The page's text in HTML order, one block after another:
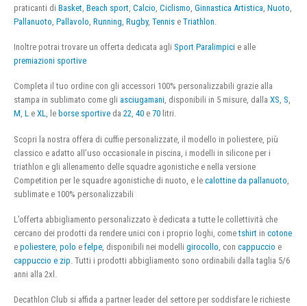
praticanti di Basket Beach sport Calcio Ciclismo Ginnastica Artistica Nuoto
Pallanuoto Pallavolo Running Rugby, Tennis e Triathlon
Inoltre potrai trovare un offerta dedicata agli Sport Paralimpici e alle
premiazioni sportive
Completa il tuo ordine con gli accessori 100% personalizzabili grazie alla
stampa in sublimato come gli asciugamani, disponibili in 5 misure, dalla XS, S,
M, L e XL, le borse sportive da 22, 40 e 70 litri.
Scopri la nostra offera di cuffie personalizzate, il modello in poliestere, più
classico e adatto all’uso occasionale in piscina, i modelli in silicone per i
triathlon e gli allenamento delle squadre agonistiche e nella versione
Competition per le squadre agonistiche di nuoto, e le calottine da pallanuoto
sublimate e 100% personalizzabili
L’offerta abbigliamento personalizzato è dedicata a tutte le collettività che
cercano dei prodotti da rendere unici con i proprio loghi, cometshirt in cotone
e poliestere polo e felpe , disponibili nei modelli girocollo , con cappuccio e
cappuccio e zip . Tutti i prodotti abbigliamento sono ordinabili dalla taglia 5/6
anni alla 2xl.
Decathlon Club si affida a partner leader del settore per soddisfare le richieste